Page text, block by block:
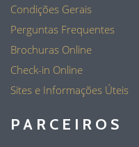
Condições Gerais
Perguntas Frequentes
Brochuras Online
Check-in Online
Sites e Informações Úteis
PARCEIROS